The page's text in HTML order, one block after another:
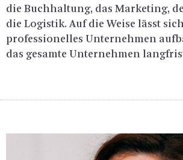
die Buch­hal­tung, das Mar­ke­ting,
die Lo­gis­tik. Auf die Weise lässt
pro­fes­sio­nel­les Un­ter­neh­men
das ge­sam­te Un­ter­neh­men